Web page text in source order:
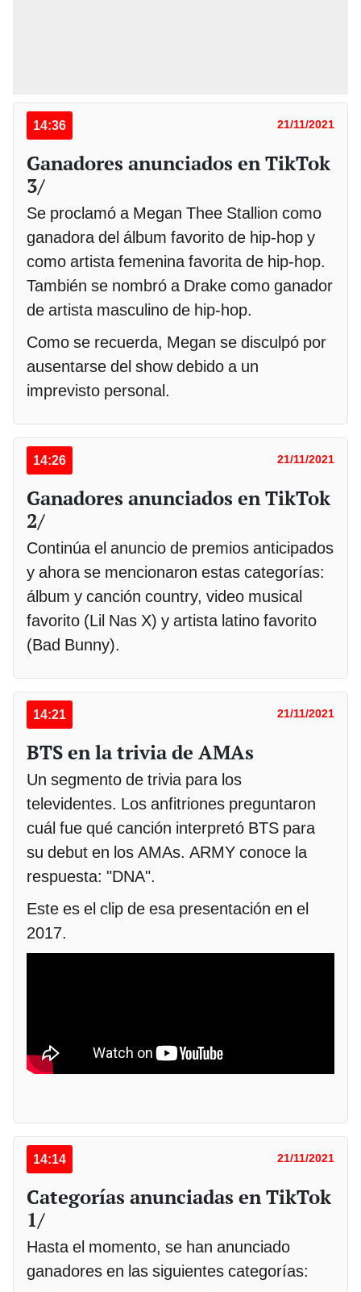
14:36 21/11/2021
Ganadores anunciados en TikTok
3/
Se proclamó a Megan Thee Stallion como
ganadora del álbum favorito de hip-hop y
como artista femenina favorita de hip-hop.
También se nombró a Drake como ganador
de artista masculino de hip-hop.
Como se recuerda, Megan se disculpó por
ausentarse del show debido a un
imprevisto personal.
14:26 21/11/2021
Ganadores anunciados en TikTok
2/
Continúa el anuncio de premios anticipados
y ahora se mencionaron estas categorías:
álbum y canción country, video musical
favorito (Lil Nas X) y artista latino favorito
(Bad Bunny).
14:21 21/11/2021
BTS en la trivia de AMAs
Un segmento de trivia para los
televidentes. Los anfitriones preguntaron
cuál fue qué canción interpretó BTS para
su debut en los AMAs. ARMY conoce la
respuesta: "DNA".
Este es el clip de esa presentación en el
2017.
14:14 21/11/2021
Categorías anunciadas en TikTok
1/
Hasta el momento, se han anunciado
ganadores en las siguientes categorías: